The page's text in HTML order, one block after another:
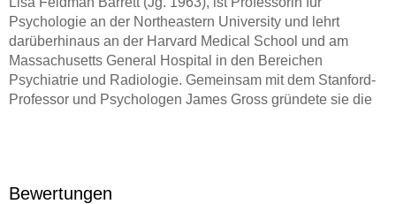
Psychologie an der Northeastern University und lehrt
darüberhinaus an der Harvard Medical School und am
Massachusetts General Hospital in den Bereichen
Psychiatrie und Radiologie. Gemeinsam mit dem Stanford-
Professor und Psychologen James Gross gründete sie die
Emotionen und Affekt widmet. Darüberhinaus ist sie
Bewertungen